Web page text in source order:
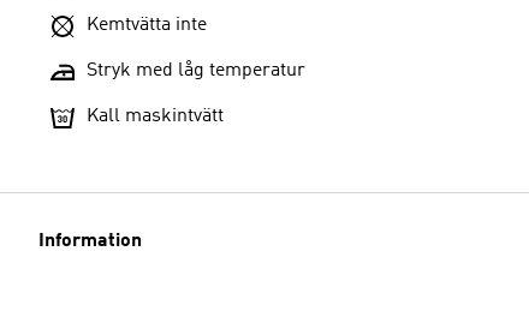
Kemtvätta inte
Stryk med låg temperatur
Kall maskintvätt
Information